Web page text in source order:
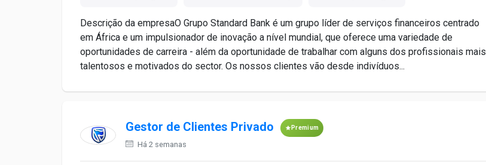
Descrição da empresaO Grupo Standard Bank é um grupo líder de serviços financeiros centrado
em África e um impulsionador de inovação a nível mundial, que oferece uma variedade de
oportunidades de carreira - além da oportunidade de trabalhar com alguns dos profissionais mais
talentosos e motivados do sector. Os nossos clientes vão desde indivíduos...
Gestor de Clientes Privado Premium
Há 2 semanas